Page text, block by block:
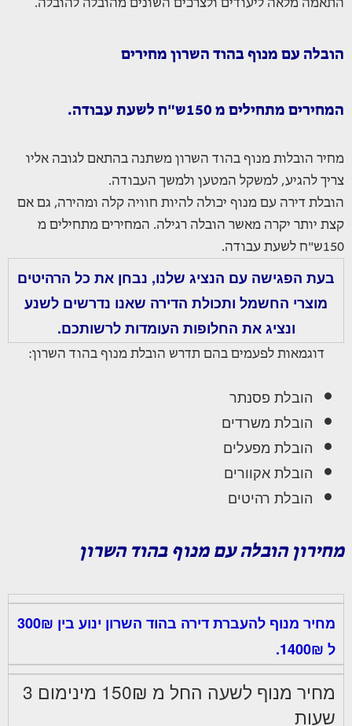
התאמה מלאה ליעודים ולצרכים השונים מהובלה להובלה.
הובלה עם מנוף בהוד השרון מחירים
המחירים מתחילים מ 150ש"ח לשעת עבודה.
מחיר הובלות מנוף בהוד השרון משתנה בהתאם לגובה אליו
צריך להגיע, למשקל המטען ולמשך העבודה.
הובלת דירה עם מנוף יכולה להיות חוויה קלה ומהירה, גם אם
קצת יותר יקרה מאשר הובלה רגילה. המחירים מתחילים מ
150ש"ח לשעת עבודה.
בעת הפגישה עם הנציג שלנו, נבחן את כל הרהיטים
מוצרי החשמל ותכולת הדירה שאנו נדרשים לשנע
ונציג את החלופות העומדות לרשותכם.
דוגמאות לפעמים בהם תדרש הובלת מנוף בהוד השרון:
הובלת פסנתר
הובלת משרדים
הובלת מפעלים
הובלת אקוורים
הובלת רהיטים
מחירון הובלה עם מנוף בהוד השרון
מחיר מנוף להעברת דירה בהוד השרון ינוע בין 300₪
ל 1400₪.
מחיר מנוף לשעה החל מ 150₪ מינימום 3
שעות